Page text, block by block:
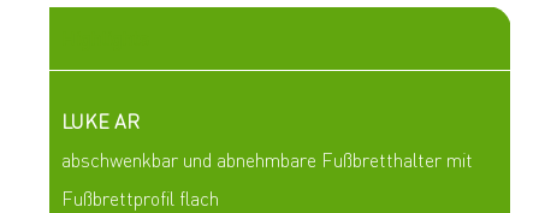
LUKE AR
abschwenkbar und abnehmbare Fußbretthalter mit
Fußbrettprofil flach